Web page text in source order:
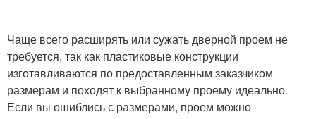
Чаще всего расширять или сужать дверной проем не
требуется, так как пластиковые конструкции
изготавливаются по предоставленным заказчиком
размерам и походят к выбранному проему идеально.
Если вы ошиблись с размерами, проем можно